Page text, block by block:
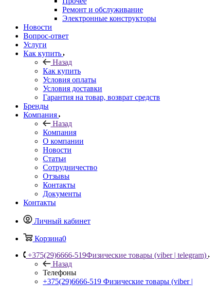
Ремонт и обслуживание
Электронные конструкторы
Новости
Вопрос-ответ
Услуги
Как купить
Назад
Как купить
Условия оплаты
Условия доставки
Гарантия на товар, возврат средств
Бренды
Компания
Назад
Компания
О компании
Новости
Статьи
Сотрудничество
Отзывы
Контакты
Документы
Контакты
Личный кабинет
Корзина0
+375(29)6666-519Физические товары (viber | telegram)
Назад
Телефоны
+375(29)6666-519 Физические товары (viber |